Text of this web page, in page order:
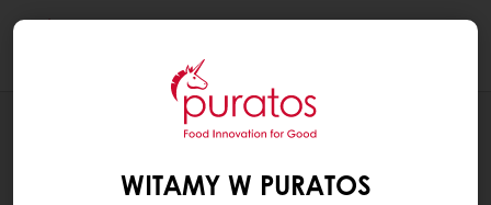
RECEPTURY
WITAMY W PURATOS